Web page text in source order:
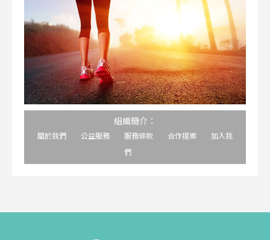
組織簡介：
關於我們 公益服務 服務條款 合作提案
加入我
們